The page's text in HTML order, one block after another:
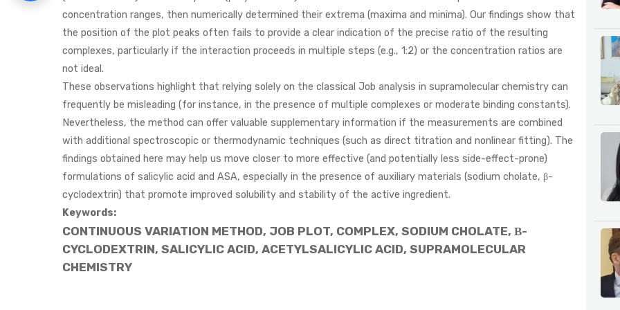
concentration ranges, then numerically determined their extrema (maxima and minima). Our findings show that
the position of the plot peaks often fails to provide a clear indication of the precise ratio of the resulting
complexes, particularly if the interaction proceeds in multiple steps (e.g., 1:2) or the concentration ratios are
not ideal.
These observations highlight that relying solely on the classical Job analysis in supramolecular chemistry can
frequently be misleading (for instance, in the presence of multiple complexes or moderate binding constants).
Nevertheless, the method can offer valuable supplementary information if the measurements are combined
with additional spectroscopic or thermodynamic techniques (such as direct titration and nonlinear fitting). The
findings obtained here may help us move closer to more effective (and potentially less side-effect-prone)
formulations of salicylic acid and ASA, especially in the presence of auxiliary materials (sodium cholate, β-
cyclodextrin) that promote improved solubility and stability of the active ingredient.
Keywords:
CONTINUOUS VARIATION METHOD, JOB PLOT, COMPLEX, SODIUM CHOLATE, Β-
CYCLODEXTRIN, SALICYLIC ACID, ACETYLSALICYLIC ACID, SUPRAMOLECULAR
CHEMISTRY